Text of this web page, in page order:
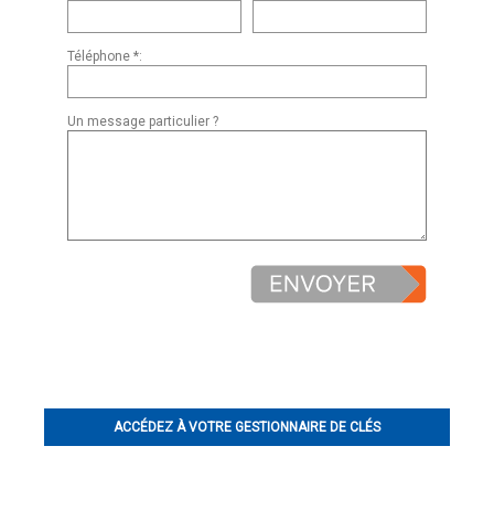
Téléphone *:
Un message particulier ?